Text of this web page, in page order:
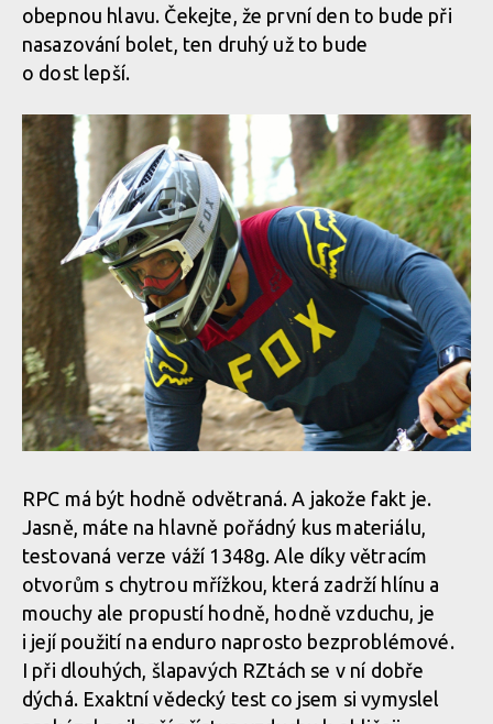
Carbon - nabídne nejlepší
ochranu pro tvou hlavu
Carbon - nabídne nejlepší
ochranu pro tvou hlavu
obepnou hlavu. Čekejte, že první den to bude při
nasazování bolet, ten druhý už to bude
o dost lepší.
RPC má být hodně odvětraná. A jakože fakt je.
Jasně, máte na hlavně pořádný kus materiálu,
testovaná verze váží 1348g. Ale díky větracím
otvorům s chytrou mřížkou, která zadrží hlínu a
mouchy ale propustí hodně, hodně vzduchu, je
i její použití na enduro naprosto bezproblémové.
I při dlouhých, šlapavých RZtách se v ní dobře
dýchá. Exaktní vědecký test co jsem si vymyslel